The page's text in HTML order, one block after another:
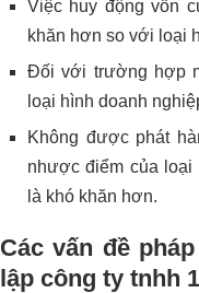
Việc huy động vốn
khăn hơn so với loại
Đối với trường hợp
loại hình doanh
Không được phát
nhược điểm của loại
là khó khăn hơn.
Các vấn đề
lập công ty tnhh